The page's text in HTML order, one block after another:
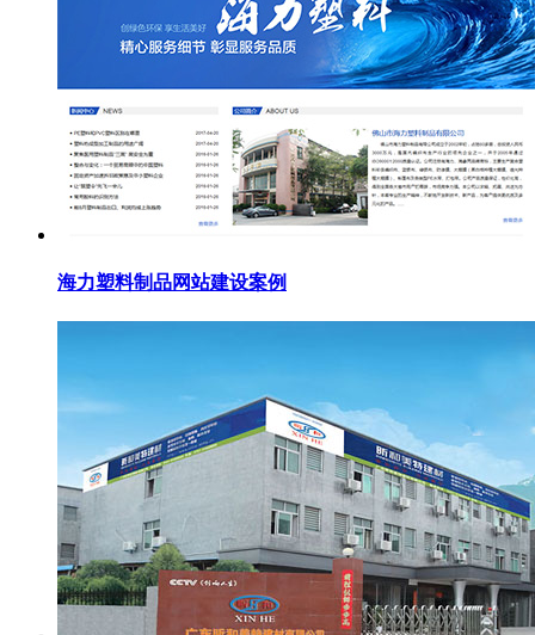
海力塑料制品网站建设案例